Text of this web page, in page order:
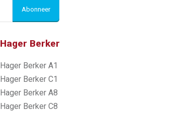
Abonneer
Hager Berker
Hager Berker A1
Hager Berker C1
Hager Berker A8
Hager Berker C8